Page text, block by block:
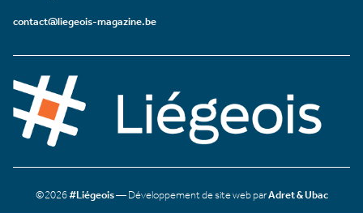
contact@liegeois-magazine.be
©2026#Liégeois— Développement de site web parAdret & Ubac